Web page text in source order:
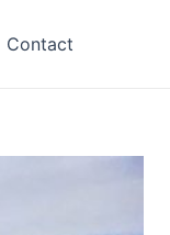
Contact